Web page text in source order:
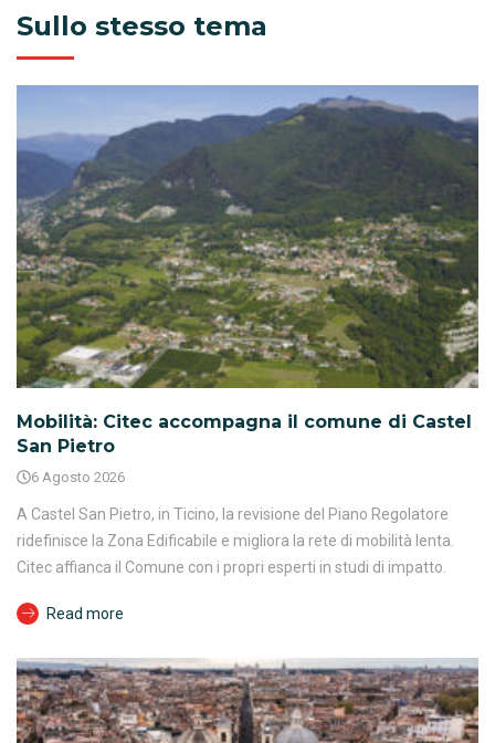
Sullo stesso tema
Mobilità: Citec accompagna il comune di Castel
San Pietro
6 Agosto 2026
A Castel San Pietro, in Ticino, la revisione del Piano Regolatore
ridefinisce la Zona Edificabile e migliora la rete di mobilità lenta.
Citec affianca il Comune con i propri esperti in studi di impatto.
Read more